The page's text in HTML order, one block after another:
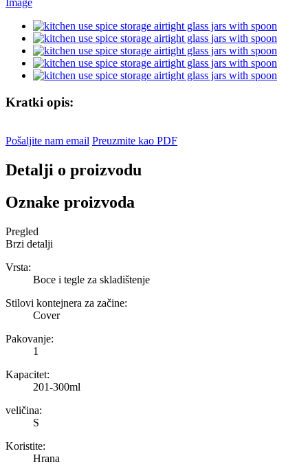
Kratki opis:
Pošaljite nam email Preuzmite kao PDF
Detalji o proizvodu
Oznake proizvoda
Pregled
Brzi detalji
Vrsta:
Boce i tegle za skladištenje
Stilovi kontejnera za začine:
Cover
Pakovanje:
1
Kapacitet:
201-300ml
veličina:
S
Koristite:
Hrana